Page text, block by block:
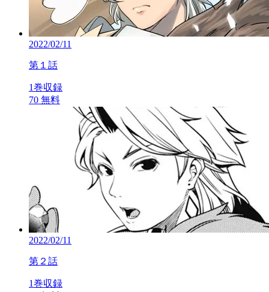
2022/02/11
第１話
1巻収録
70 無料
2022/02/11
第２話
1巻収録